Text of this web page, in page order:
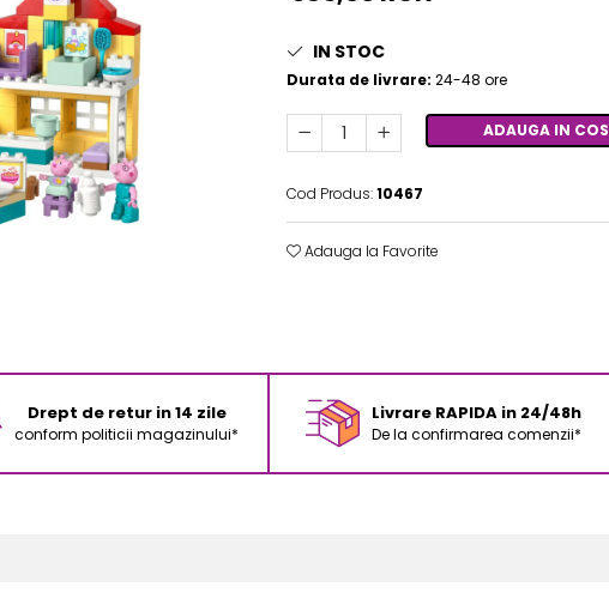
IN STOC
Durata de livrare: 24-48 ore
ADAUGA IN COS
Cod Produs:10467
Adauga la Favorite
Drept de retur in 14 zile
conform politicii magazinului*
Livrare RAPIDA in 24/48h
De la confirmarea comenzii*